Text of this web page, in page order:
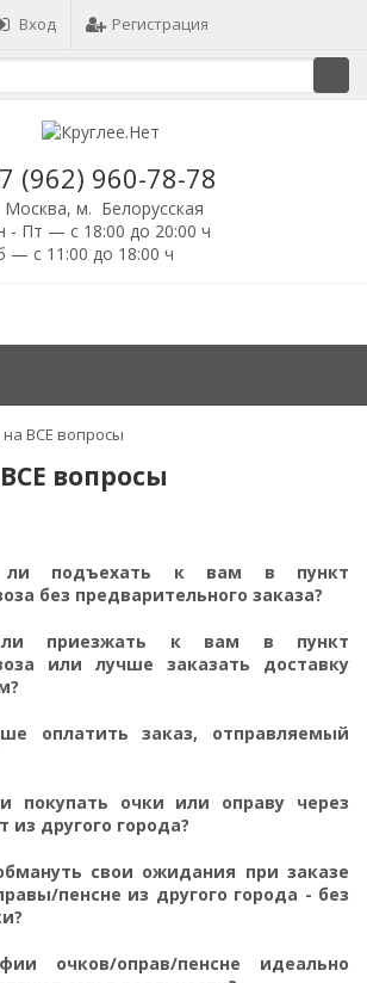
Вход Регистрация
(962) 960-78-78
Москва, м. Белорусская
- Пт — с 18:00 до 20:00 ч
— с 11:00 до 18:00 ч
ВСЕ вопросы
вопросы
подъехать к вам в пункт
без предварительного заказа?
приезжать к вам в пункт
или лучше заказать доставку
оплатить заказ, отправляемый
покупать очки или оправу через
из другого города?
свои ожидания при заказе
пенсне из другого города - без
очков/оправ/пенсне идеально